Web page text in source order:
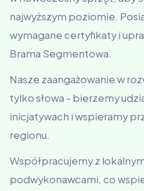
najwyższym poziomie.
wymagane certyfikaty i
Brama Segmentowa.
Nasze zaangażowanie w
tylko słowa - bierzemy
inicjatywach i wspieramy
regionu.
Współpracujemy z
podwykonawcami, co